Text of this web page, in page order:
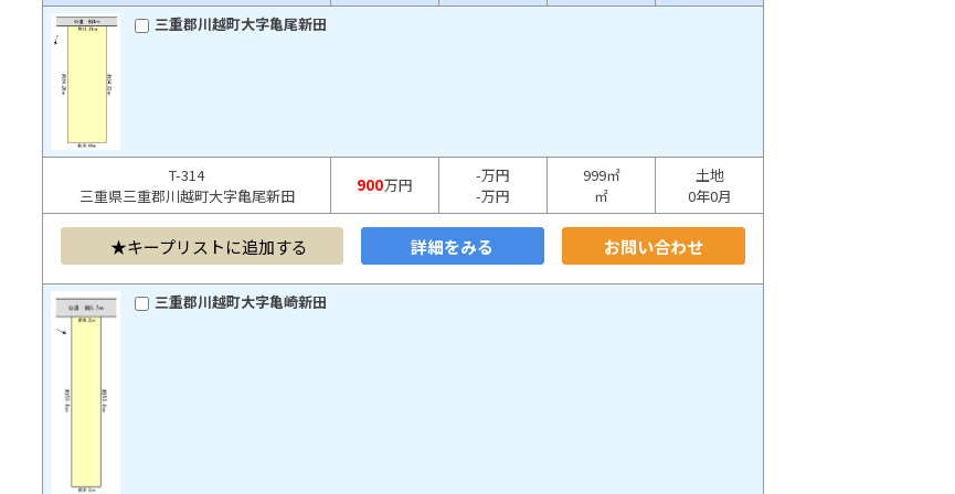
三重郡川越町大字亀尾新田
T-314
三重県三重郡川越町大字亀尾新田
900万円
-万円
-万円
999㎡
㎡
土地
0年0月
キープリストに追加する 詳細をみる お問い合わせ
三重郡川越町大字亀崎新田